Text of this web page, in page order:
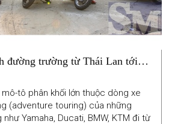
đường trường từ Thái Lan tới
tô phân khối lớn thuộc dòng xe
(adventure touring) của những
Yamaha, Ducati, BMW, KTM đi từ